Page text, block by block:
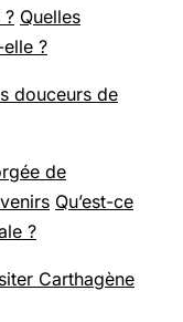
? Quelles
?
douceurs de
de
Qu’est-ce
?
Carthagène